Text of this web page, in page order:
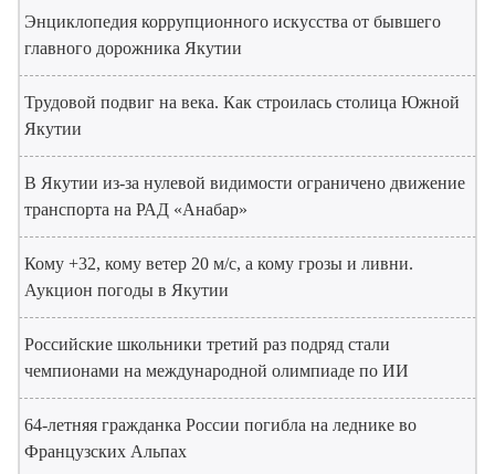
Энциклопедия коррупционного искусства от бывшего
главного дорожника Якутии
Трудовой подвиг на века. Как строилась столица Южной
Якутии
В Якутии из-за нулевой видимости ограничено движение
транспорта на РАД «Анабар»
Кому +32, кому ветер 20 м/с, а кому грозы и ливни.
Аукцион погоды в Якутии
Российские школьники третий раз подряд стали
чемпионами на международной олимпиаде по ИИ
64-летняя гражданка России погибла на леднике во
Французских Альпах